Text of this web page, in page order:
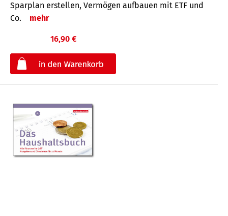
Sparplan erstellen, Vermögen aufbauen mit ETF und
Co.
mehr
16,90 €